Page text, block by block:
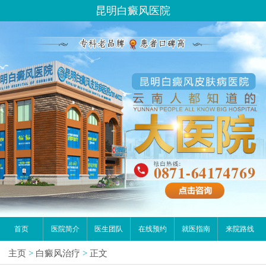
昆明白癜风医院
首页 医院简介 医生团队 在线预约 就医指南 来院路线
主页 > 白癜风治疗 > 正文